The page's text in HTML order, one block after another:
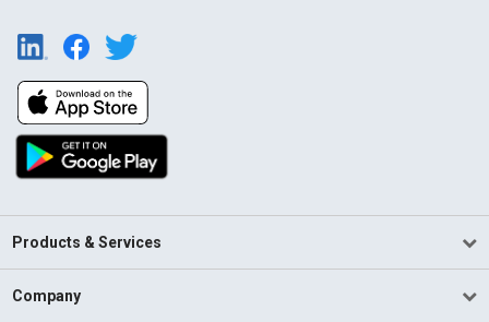
Products & Services
Company